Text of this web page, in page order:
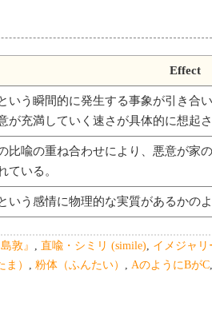
Effect
いう瞬間的に発生する事象が引き合
が充満していく速さが具体的に想起さ
比喩の重ね合わせにより、悪意が家
ている。
いう感情に物理的な実質があるかの
敦』 直喩・シミリ (simile) イメジャリ
） 粉体（ふんたい） AのようにBがC